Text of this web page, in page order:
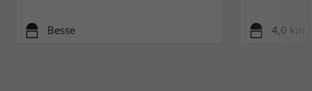
Besse 4,0 km